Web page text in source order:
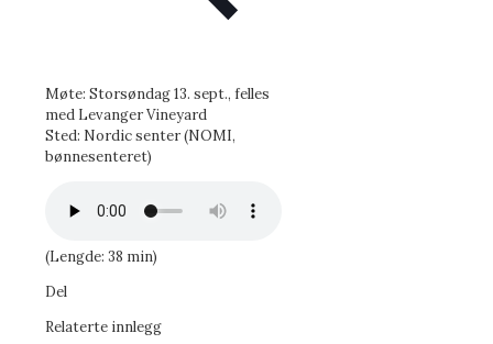
Møte: Storsøndag 13. sept., felles
med Levanger Vineyard
Sted: Nordic senter (NOMI,
bønnesenteret)
(Lengde: 38 min)
Del
Relaterte innlegg